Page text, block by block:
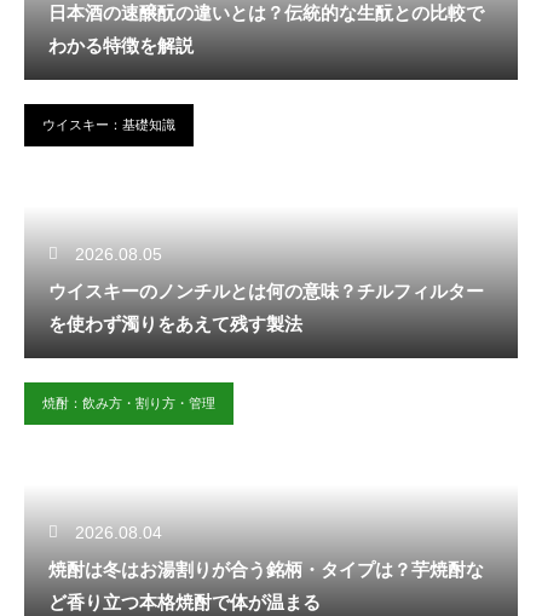
日本酒の速醸酛の違いとは？伝統的な生酛との比較で
わかる特徴を解説
ウイスキー：基礎知識
2026.08.05
ウイスキーのノンチルとは何の意味？チルフィルター
を使わず濁りをあえて残す製法
焼酎：飲み方・割り方・管理
2026.08.04
焼酎は冬はお湯割りが合う銘柄・タイプは？芋焼酎な
ど香り立つ本格焼酎で体が温まる